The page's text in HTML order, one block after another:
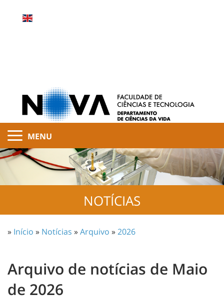
MENU
NOTÍCIAS
» Início » Notícias »Arquivo »2026
Arquivo de notícias de Maio
de 2026